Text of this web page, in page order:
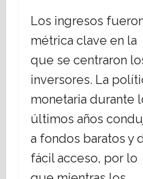
Los ingresos
métrica clave en la
que se centraron
inversores. La
monetaria durante
últimos años
a fondos baratos y
fácil acceso, por lo